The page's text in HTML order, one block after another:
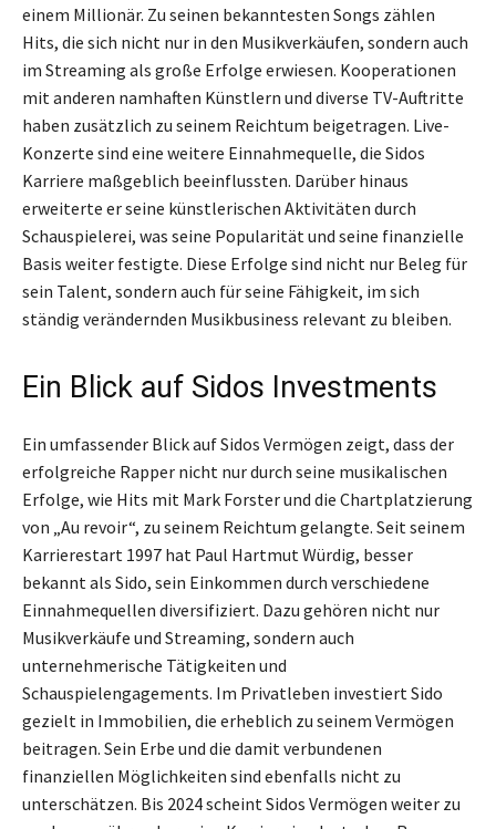
einem Millionär. Zu seinen bekanntesten Songs zählen
Hits, die sich nicht nur in den Musikverkäufen, sondern auch
im Streaming als große Erfolge erwiesen. Kooperationen
mit anderen namhaften Künstlern und diverse TV-Auftritte
haben zusätzlich zu seinem Reichtum beigetragen. Live-
Konzerte sind eine weitere Einnahmequelle, die Sidos
Karriere maßgeblich beeinflussten. Darüber hinaus
erweiterte er seine künstlerischen Aktivitäten durch
Schauspielerei, was seine Popularität und seine finanzielle
Basis weiter festigte. Diese Erfolge sind nicht nur Beleg für
sein Talent, sondern auch für seine Fähigkeit, im sich
ständig verändernden Musikbusiness relevant zu bleiben.
Ein Blick auf Sidos Investments
Ein umfassender Blick auf Sidos Vermögen zeigt, dass der
erfolgreiche Rapper nicht nur durch seine musikalischen
Erfolge, wie Hits mit Mark Forster und die Chartplatzierung
von „Au revoir“, zu seinem Reichtum gelangte. Seit seinem
Karrierestart 1997 hat Paul Hartmut Würdig, besser
bekannt als Sido, sein Einkommen durch verschiedene
Einnahmequellen diversifiziert. Dazu gehören nicht nur
Musikverkäufe und Streaming, sondern auch
unternehmerische Tätigkeiten und
Schauspielengagements. Im Privatleben investiert Sido
gezielt in Immobilien, die erheblich zu seinem Vermögen
beitragen. Sein Erbe und die damit verbundenen
finanziellen Möglichkeiten sind ebenfalls nicht zu
unterschätzen. Bis 2024 scheint Sidos Vermögen weiter zu